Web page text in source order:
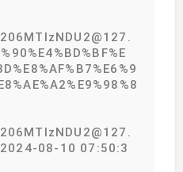
08-10 07:50:3